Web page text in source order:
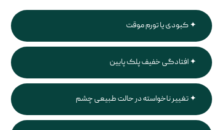
کبودی یا تورم موقت
افتادگی خفیف پلک پایین
تغییر ناخواسته در حالت طبیعی چشم